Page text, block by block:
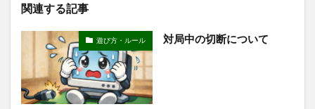
関連する記事
遊び方・ルール 対局中の切断について